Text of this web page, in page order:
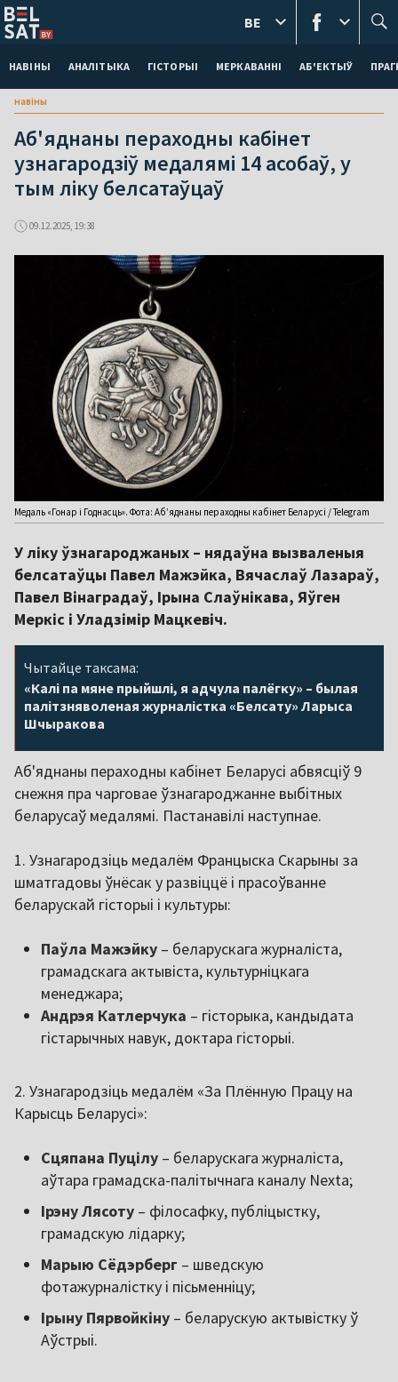
НАВІНЫ АНАЛІТЫКА ГІСТОРЫІ МЕРКАВАННI АБ'ЕКТЫЎ
BE
навіны
Аб'яднаны пераходны кабінет
узнагародзіў медалямі 14 асобаў, у
тым ліку белсатаўцаў
09.12.2025, 19:38
Медаль «Гонар і Годнасць». Фота: Аб’яднаны пераходны кабінет Беларусі / Telegram
У ліку ўзнагароджаных – нядаўна вызваленыя
белсатаўцы Павел Мажэйка, Вячаслаў Лазараў,
Павел Вінаградаў, Ірына Слаўнікава, Яўген
Меркіс і Уладзімір Мацкевіч.
Чытайце таксама:
«Калі па мяне прыйшлі, я адчула палёгку» – былая
палітзняволеная журналістка «Белсату» Ларыса
Шчыракова
Аб'яднаны пераходны кабінет Беларусі абвясціў 9
снежня пра чарговае ўзнагароджанне выбітных
беларусаў медалямі. Пастанавілі наступнае.
1. Узнагародзіць медалём Францыска Скарыны за
шматгадовы ўнёсак у развіццё і прасоўванне
беларускай гісторыі і культуры:
Паўла Мажэйку – беларускага журналіста,
грамадскага актывіста, культурніцкага
менеджара;
Андрэя Катлерчука – гісторыка, кандыдата
гістарычных навук, доктара гісторыі.
2. Узнагародзіць медалём «За Плённую Працу на
Карысць Беларусі»:
Сцяпана Пуцілу – беларускага журналіста,
аўтара грамадска-палітычнага каналу Nexta;
Ірэну Лясоту – філосафку, публіцыстку,
грамадскую лідарку;
Марыю Сёдэрберг – шведскую
фотажурналістку і пісьменніцу;
Ірыну Пярвойкіну – беларускую актывістку ў
Аўстрыі.